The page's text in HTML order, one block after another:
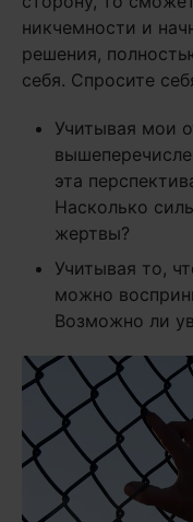
никчемности и
решения,
себя. Спросите
Учитывая мои
эта
Насколько
жертвы?
Учитывая то,
можно
Возможно ли